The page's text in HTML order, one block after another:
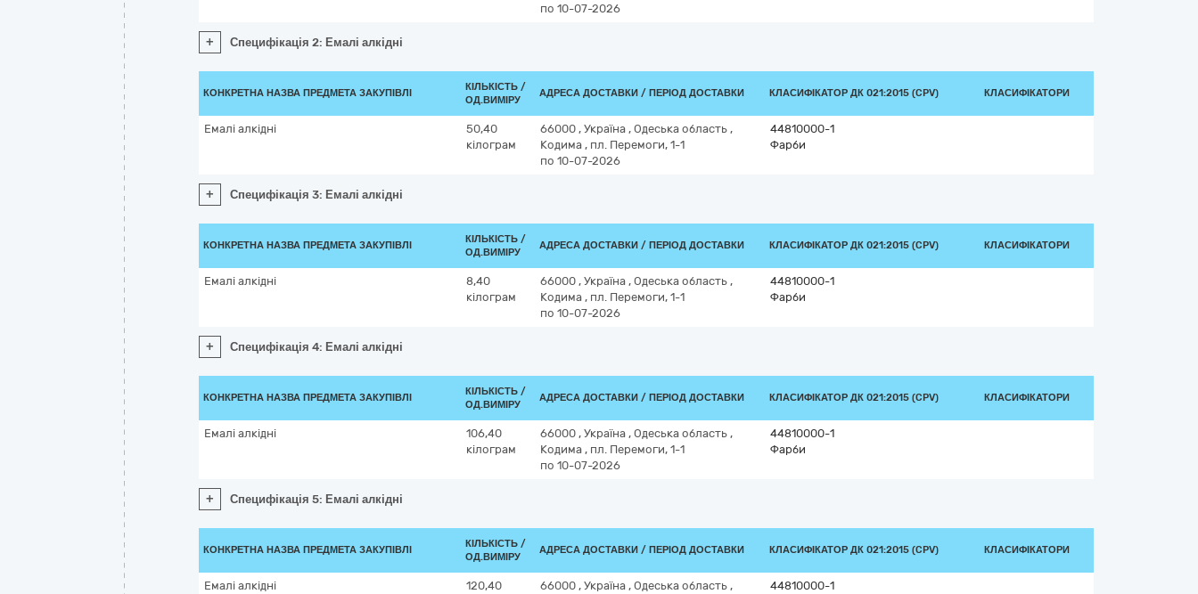
по 10-07-2026
+ Специфікація 2: Емалі алкідні
КОНКРЕТНА НАЗВА ПРЕДМЕТА ЗАКУПІВЛІ
КІЛЬКІСТЬ /
ОД.ВИМІРУ
АДРЕСА ДОСТАВКИ / ПЕРІОД ДОСТАВКИ КЛАСИФІКАТОР ДК 021:2015 (CPV) КЛАСИФІКАТОРИ
Емалі алкідні
50,40
кілограм
66000 , Україна , Одеська область ,
Кодима , пл. Перемоги, 1-1
по 10-07-2026
44810000-1
Фарби
+ Специфікація 3: Емалі алкідні
КОНКРЕТНА НАЗВА ПРЕДМЕТА ЗАКУПІВЛІ
КІЛЬКІСТЬ /
ОД.ВИМІРУ
АДРЕСА ДОСТАВКИ / ПЕРІОД ДОСТАВКИ КЛАСИФІКАТОР ДК 021:2015 (CPV) КЛАСИФІКАТОРИ
Емалі алкідні
8,40
кілограм
66000 , Україна , Одеська область ,
Кодима , пл. Перемоги, 1-1
по 10-07-2026
44810000-1
Фарби
+ Специфікація 4: Емалі алкідні
КОНКРЕТНА НАЗВА ПРЕДМЕТА ЗАКУПІВЛІ
КІЛЬКІСТЬ /
ОД.ВИМІРУ
АДРЕСА ДОСТАВКИ / ПЕРІОД ДОСТАВКИ КЛАСИФІКАТОР ДК 021:2015 (CPV) КЛАСИФІКАТОРИ
Емалі алкідні
106,40
кілограм
66000 , Україна , Одеська область ,
Кодима , пл. Перемоги, 1-1
по 10-07-2026
44810000-1
Фарби
+ Специфікація 5: Емалі алкідні
КОНКРЕТНА НАЗВА ПРЕДМЕТА ЗАКУПІВЛІ
КІЛЬКІСТЬ /
ОД.ВИМІРУ
АДРЕСА ДОСТАВКИ / ПЕРІОД ДОСТАВКИ КЛАСИФІКАТОР ДК 021:2015 (CPV) КЛАСИФІКАТОРИ
Емалі алкідні
120,40
66000 , Україна , Одеська область ,
44810000-1